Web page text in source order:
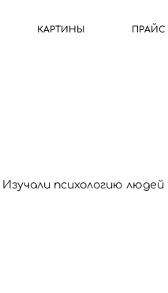
КАРТИНЫ ПРАЙС
психологию